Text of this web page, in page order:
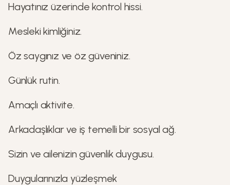
Hayatınız üzerinde kontrol hissi.
Mesleki kimliğiniz.
Öz saygınız ve öz güveniniz.
Günlük rutin.
Amaçlı aktivite.
Arkadaşlıklar ve iş temelli bir sosyal ağ.
Sizin ve ailenizin güvenlik duygusu.
Duygularınızla yüzleşmek